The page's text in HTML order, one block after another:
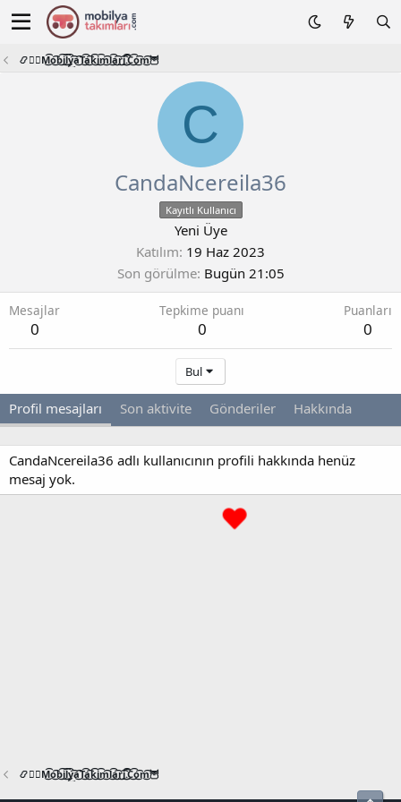
📿🧙‍♂️M͜͡o͜͡b͜͡i͜͡l͜͡y͜͡a͜͡T͜͡a͜͡k͜͡i͜͡m͜͡l͜͡a͜͡r͜͡i͜͡.͜͡C͜͡o͜͡m͜͡🦉
C
CandaNcereila36
Kayıtlı Kullanıcı
Yeni Üye
Katılım 19 Haz 2023
Son görülme Bugün 21:05
Mesajlar
0
Tepkime puanı
0
Puanları
0
Bul
Profil mesajları Son aktivite Gönderiler Hakkında
CandaNcereila36 adlı kullanıcının profili hakkında henüz
mesaj yok.
📿🧙‍♂️M͜͡o͜͡b͜͡i͜͡l͜͡y͜͡a͜͡T͜͡a͜͡k͜͡i͜͡m͜͡l͜͡a͜͡r͜͡i͜͡.͜͡C͜͡o͜͡m͜͡🦉